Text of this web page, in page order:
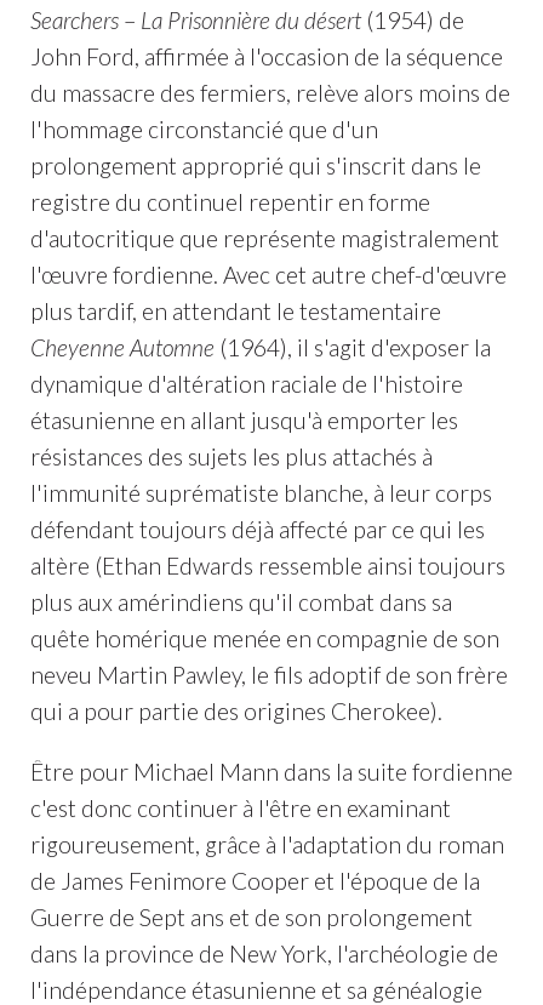
Searchers– La Prisonnière du désert(1954) de
John Ford, affirmée à l'occasion de la séquence
du massacre des fermiers, relève alors moins de
l'hommage circonstancié que d'un
prolongement approprié qui s'inscrit dans le
registre du continuel repentir en forme
d'autocritique que représente magistralement
l'œuvre fordienne. Avec cet autre chef-d'œuvre
plus tardif, en attendant le testamentaire
Cheyenne Automne (1964), il s'agit d'exposer la
dynamique d'altération raciale de l'histoire
étasunienne en allant jusqu'à emporter les
résistances des sujets les plus attachés à
l'immunité suprématiste blanche, à leur corps
défendant toujours déjà affecté par ce qui les
altère (Ethan Edwards ressemble ainsi toujours
plus aux amérindiens qu'il combat dans sa
quête homérique menée en compagnie de son
neveu Martin Pawley, le fils adoptif de son frère
qui a pour partie des origines Cherokee).
Être pour Michael Mann dans la suite fordienne
c'est donc continuer à l'être en examinant
rigoureusement, grâce à l'adaptation du roman
de James Fenimore Cooper et l'époque de la
Guerre de Sept ans et de son prolongement
dans la province de New York, l'archéologie de
l'indépendance étasunienne et sa généalogie